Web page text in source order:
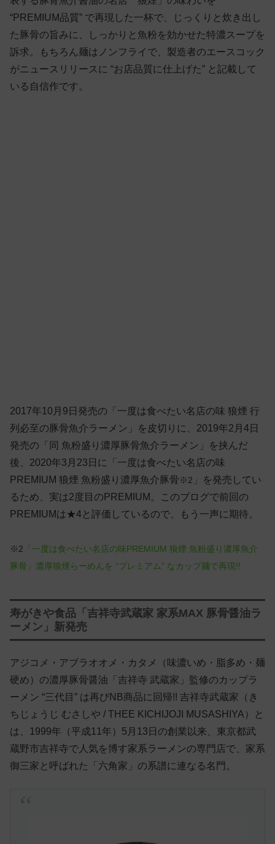
“PREMIUM品質” で再現した一杯で、じっくりと炊き出し
た豚骨の旨みに、しっかりと魚粉を効かせた特濃スープを
訴求。もちろん麺はノンフライで、製造者のエースコック
がニュースリリースに “お店品質に仕上げた” と記載して
いる自信作です。
2017年10月9日発売の「一度は食べたい名店の味 狼煙 行
列必至の豚骨魚介ラーメン」を皮切りに、2019年2月4日
発売の「同 魚粉盛り濃厚豚骨魚介ラーメン」を挟んだ
後、2020年3月23日に「一度は食べたい名店の味
PREMIUM 狼煙 魚粉盛り濃厚魚介豚骨※2 」を発売してい
るため、実は2度目のPREMIUM。このブログで前回の
PREMIUMは★4と評価しているので、もう一声に期待。
※2 「一度は食べたい名店の味PREMIUM 狼煙 魚粉盛り濃厚魚介
豚骨」濃厚狼煙らーめんを “プレミアム” なカップ麺で再現!!
寿がきや食品「吉祥寺武蔵家 家系MAX 豚骨醤油ラ
ーメン」新発売
アジコメ・アブラオオメ・カタメ（味濃いめ・脂多め・麺
硬め）の濃厚豚骨醤油「吉祥寺 武蔵家」監修のカップラ
ーメン “三代目” は再びNB商品に回帰!! 吉祥寺武蔵家（き
ちじょうじ むさしや / THEE KICHIJOJI MUSASHIYA）と
は、1999年（平成11年）5月13日の創業以来、東京都武
蔵野市吉祥寺で人気を博す家系ラーメンの専門店で、家系
御三家と呼ばれた「六角家」の系譜に連なる名門。